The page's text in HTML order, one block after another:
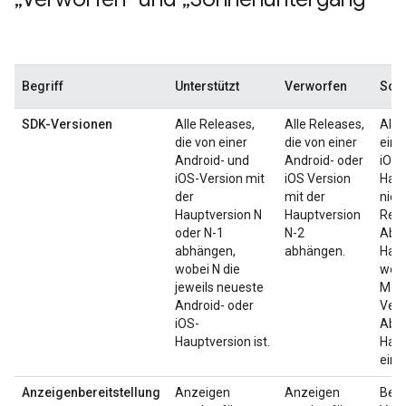
Begriff Unterstützt Verworfen
SDK-Versionen
Alle Releases,
die von einer
Android- und
iOS-Version mit
der
Hauptversion N
oder N-1
abhängen,
wobei N die
jeweils neueste
Android- oder
iOS-
Hauptversion ist.
Alle Releases,
die von einer
Android- oder
iOS Version
mit der
Hauptversion
N-2
abhängen.
Alle
Anzeigenbereitstellung
Anzeigen
Anzeigen
Bei